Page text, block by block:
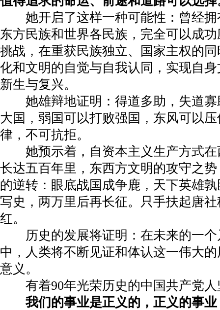
她开启了这样一种可能性：曾经拥
东方民族和世界各民族，完全可以成
挑战，在重获民族独立、国家主权的
化和文明的自觉与自我认同，实现自
新生与复兴。
她雄辩地证明：得道多助，失道寡
大国，弱国可以打败强国，东风可以
律，不可抗拒。
她预示着，自资本主义生产方式在
长达五百年里，东西方文明的攻守之
的逆转：眼底战国成争鹿，天下英雄
写史，两万里后再长征。只手扶起唐
红。
历史的发展将证明：在未来的一个
中，人类将不断见证和体认这一伟大
意义。
有着90年光荣历史的中国共产党
我们的事业是正义的，正义的事